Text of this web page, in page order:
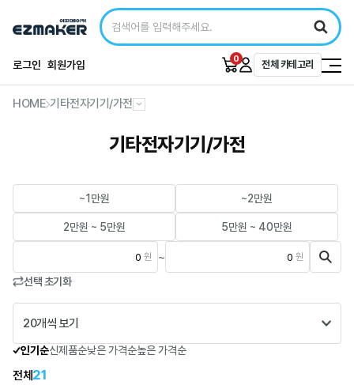
로그인 회원가입 0 전체 카테고리
HOME 기타전자기기/가전
기타전자기기/가전
~1만원 ~2만원
2만원 ~ 5만원 5만원 ~ 40만원
원 ~ 원
선택 초기화
전체 21
인기순신제품순낮은 가격순높은 가격순
20개씩 보기